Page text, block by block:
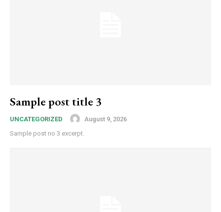
Sample post title 3
UNCATEGORIZED
August 9, 2026
Sample post no 3 excerpt.